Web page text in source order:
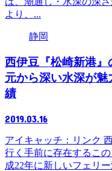
より、...
静岡
西伊豆『松崎新港』
元から深い水深が
績
2019.03.16
アイキャッチ：リンク
行く手前に存在するこ
成22年に新しいフェリ